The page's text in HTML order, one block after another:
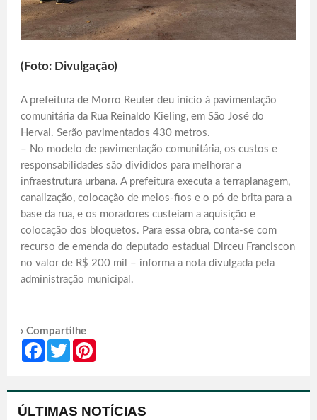
(Foto: Divulgação)
A prefeitura de Morro Reuter deu início à pavimentação
comunitária da Rua Reinaldo Kieling, em São José do
Herval. Serão pavimentados 430 metros.
– No modelo de pavimentação comunitária, os custos e
responsabilidades são divididos para melhorar a
infraestrutura urbana. A prefeitura executa a terraplanagem,
canalização, colocação de meios-fios e o pó de brita para a
base da rua, e os moradores custeiam a aquisição e
colocação dos bloquetos. Para essa obra, conta-se com
recurso de emenda do deputado estadual Dirceu Franciscon
no valor de R$ 200 mil – informa a nota divulgada pela
administração municipal.
› Compartilhe
FacebookTwitter
ÚLTIMAS NOTÍCIAS